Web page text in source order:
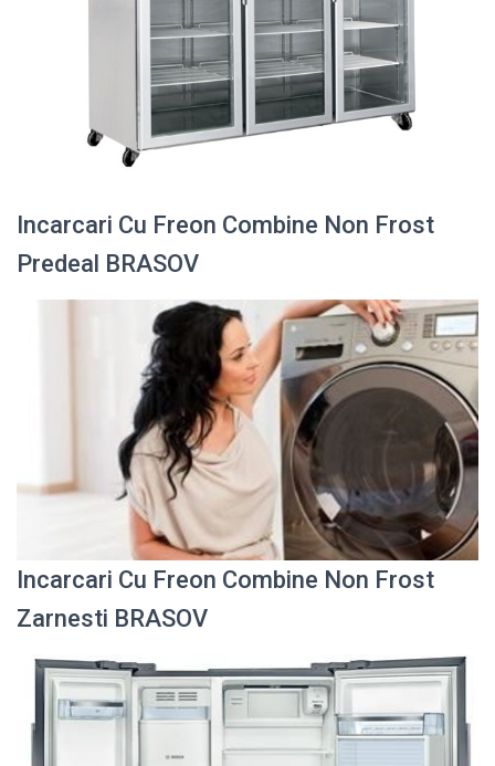
Incarcari Cu Freon Combine Non Frost
Predeal BRASOV
Incarcari Cu Freon Combine Non Frost
Zarnesti BRASOV